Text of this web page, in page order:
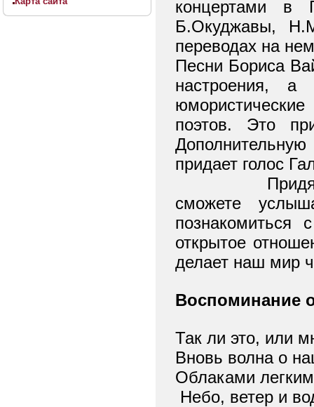
концертами в
Б.Окуджавы,
переводах на
Песни Бориса
настроения, а
поэтов. Это
придает голос
сможете
познакомиться
открытое
делает наш мир
Воспоминание
Так ли это, или
Вновь волна о
Облаками
Небо, ветер и